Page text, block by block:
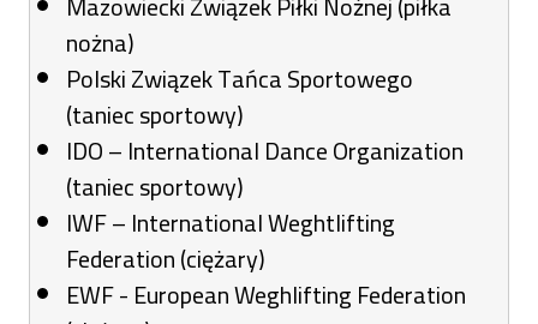
nożna)
Polski Związek Tańca Sportowego
(taniec sportowy)
IDO – International Dance Organization
(taniec sportowy)
IWF – International Weghtlifting
Federation (ciężary)
EWF - European Weghlifting Federation